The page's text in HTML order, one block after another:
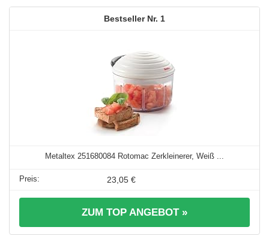
1
Metaltex 251680084 Rotomac Zerkleinerer, Weiß ...
23,05 €
ZUM TOP ANGEBOT »